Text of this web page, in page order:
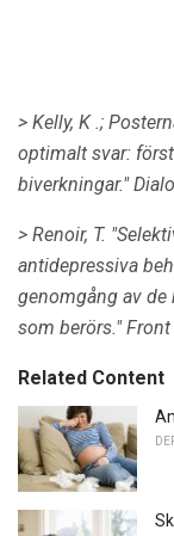
> Kelly, K .;
optimalt svar:
biverkningar."
> Renoir, T.
antidepressiva
genomgång av
som berörs."
Related Content